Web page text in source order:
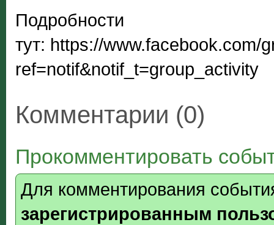
Подробности
тут: https://www.facebook.com/
ref=notif&notif_t=group_activity
Комментарии (0)
Прокомментировать
Для комментирования
зарегистрированным